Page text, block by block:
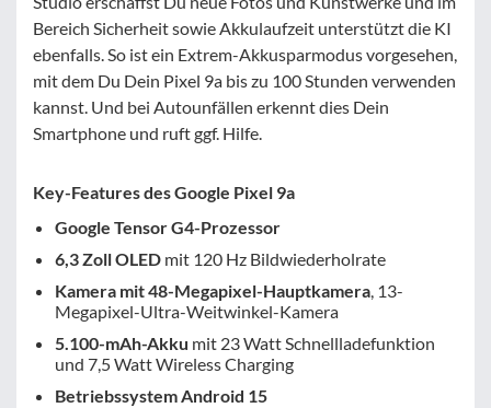
Bereich Sicherheit sowie Akkulaufzeit unterstützt die KI
ebenfalls. So ist ein Extrem-Akkusparmodus vorgesehen,
mit dem Du Dein Pixel 9a bis zu 100 Stunden verwenden
kannst. Und bei Autounfällen erkennt dies Dein
Smartphone und ruft ggf. Hilfe.
Key-Features des Google Pixel 9a
Google Tensor G4-Prozessor
6,3 Zoll OLED mit 120 Hz Bildwiederholrate
Kamera mit 48-Megapixel-Hauptkamera , 13-
Megapixel-Ultra-Weitwinkel-Kamera
5.100-mAh-Akku mit 23 Watt Schnellladefunktion
und 7,5 Watt Wireless Charging
Betriebssystem Android 15